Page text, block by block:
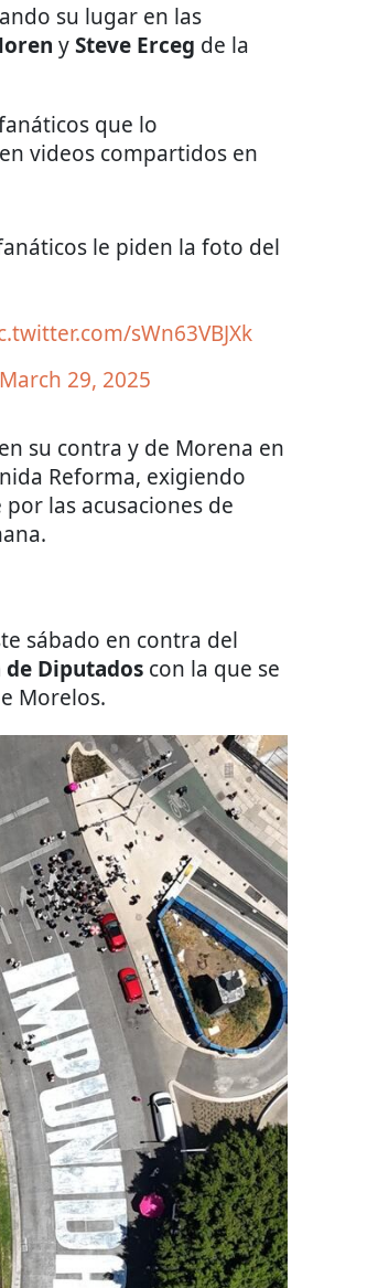
su lugar en las
ySteve Erceg de la
que lo
videos compartidos en
le piden la foto del
sWn63VBJXk
March 29, 2025
su contra y de Morena en
Reforma, exigiendo
las acusaciones de
sábado en contra del
de Diputados con la que se
Morelos.